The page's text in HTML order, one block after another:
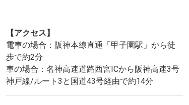
【アクセス】
電車の場合：阪神本線直通「甲子園駅」から徒
歩で約2分
車の場合：名神高速道路西宮ICから阪神高速3号
神戸線/ルート3と国道43号経由で約14分